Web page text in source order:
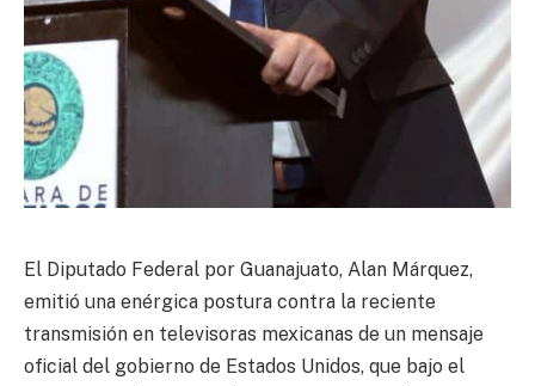
El Diputado Federal por Guanajuato, Alan Márquez,
emitió una enérgica postura contra la reciente
transmisión en televisoras mexicanas de un mensaje
oficial del gobierno de Estados Unidos, que bajo el